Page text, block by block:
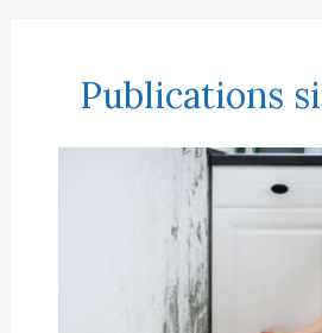
Publications